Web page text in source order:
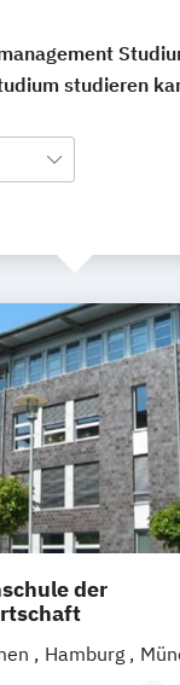
studieren
der
Hamburg